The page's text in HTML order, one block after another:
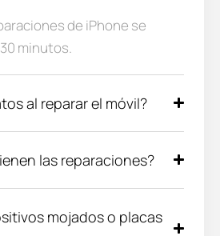
de iPhone se
minutos.
al reparar el móvil?
las reparaciones?
mojados o placas